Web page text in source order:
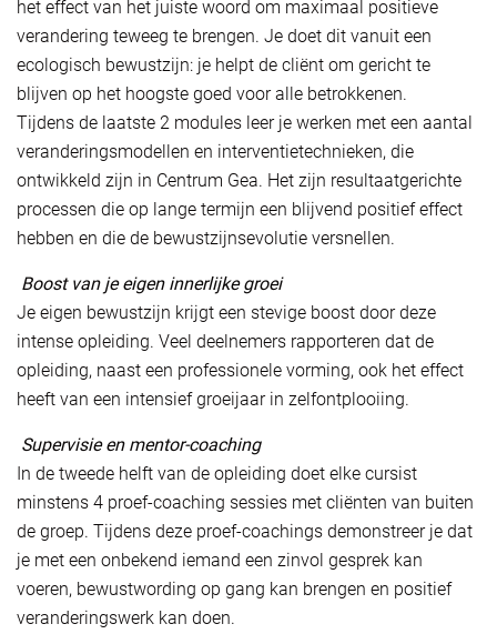
het effect van het juiste woord om maximaal positieve
verandering teweeg te brengen. Je doet dit vanuit een
ecologisch bewustzijn: je helpt de cliënt om gericht te
blijven op het hoogste goed voor alle betrokkenen.
Tijdens de laatste 2 modules leer je werken met een aantal
veranderingsmodellen en interventietechnieken, die
ontwikkeld zijn in Centrum Gea. Het zijn resultaatgerichte
processen die op lange termijn een blijvend positief effect
hebben en die de bewustzijnsevolutie versnellen.
Boost van je eigen innerlijke groei
Je eigen bewustzijn krijgt een stevige boost door deze
intense opleiding. Veel deelnemers rapporteren dat de
opleiding, naast een professionele vorming, ook het effect
heeft van een intensief groeijaar in zelfontplooiing.
Supervisie en mentor-coaching
In de tweede helft van de opleiding doet elke cursist
minstens 4 proef-coaching sessies met cliënten van buiten
de groep. Tijdens deze proef-coachings demonstreer je dat
je met een onbekend iemand een zinvol gesprek kan
voeren, bewustwording op gang kan brengen en positief
veranderingswerk kan doen.